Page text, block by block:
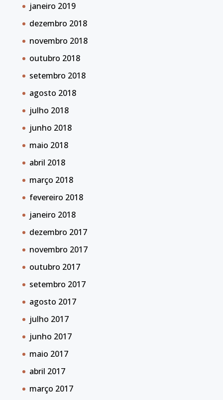
janeiro 2019
dezembro 2018
novembro 2018
outubro 2018
setembro 2018
agosto 2018
julho 2018
junho 2018
maio 2018
abril 2018
março 2018
fevereiro 2018
janeiro 2018
dezembro 2017
novembro 2017
outubro 2017
setembro 2017
agosto 2017
julho 2017
junho 2017
maio 2017
abril 2017
março 2017